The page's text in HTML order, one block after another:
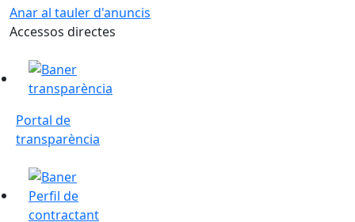
Anar al tauler d'anuncis
Accessos directes
Portal de transparència
Portal de
transparència
Perfil de contractant